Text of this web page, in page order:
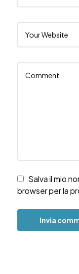
Salva il mio
browser per la